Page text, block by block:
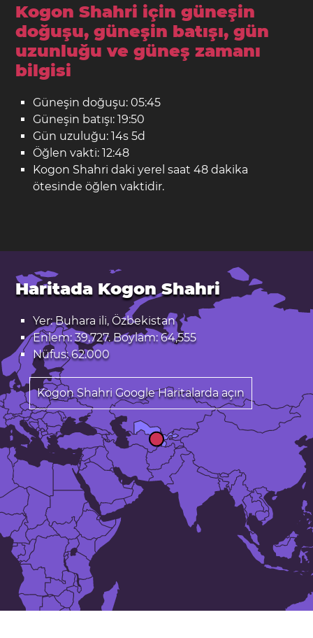
Kogon Shahri için güneşin
doğuşu, güneşin batışı, gün
uzunluğu ve güneş zamanı
bilgisi
Güneşin doğuşu: 05:45
Güneşin batışı: 19:50
Gün uzuluğu: 14s 5d
Öğlen vakti: 12:48
Kogon Shahri daki yerel saat 48 dakika
ötesinde öğlen vaktidir.
Haritada Kogon Shahri
Yer: Buhara ili, Özbekistan
Enlem: 39,727. Boylam: 64,555
Nüfus: 62.000
Kogon Shahri Google Haritalarda açın